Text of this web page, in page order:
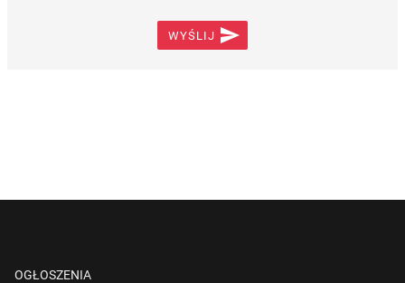
WYŚLIJ 
OGŁOSZENIA